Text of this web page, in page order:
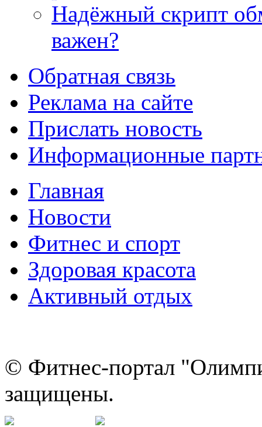
Надёжный скрипт
важен?
Обратная связь
Реклама на сайте
Прислать новость
Информационные
Главная
Новости
Фитнес и спорт
Здоровая красота
Активный отдых
© Фитнес-портал
защищены.